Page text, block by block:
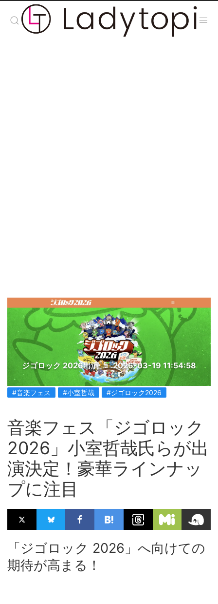
ジゴロック 2026出演 2026-03-19 11:54:58
#音楽フェス #小室哲哉 #ジゴロック2026
音楽フェス「ジゴロック
2026」小室哲哉氏らが出
演決定！豪華ラインナッ
プに注目
「ジゴロック 2026」へ向けての
期待が高まる！